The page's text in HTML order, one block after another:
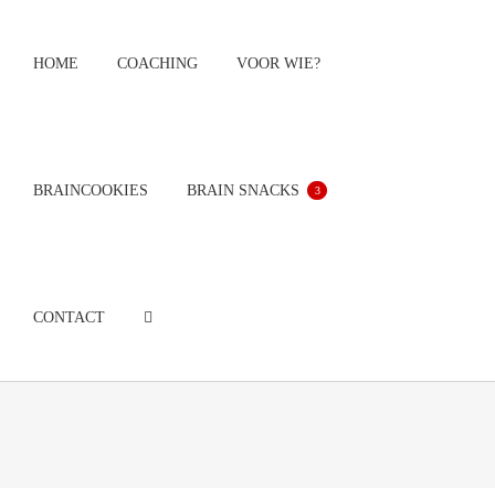
HOME COACHING VOOR WIE?
BRAINCOOKIES BRAIN SNACKS 3
CONTACT